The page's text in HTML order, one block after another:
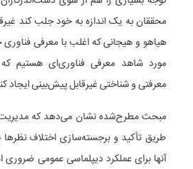
محققان به یک اندازه به خود جلب کند
هیاهو و هیجانی که اغلب با معرفی
مورد شاهد معرفی فناوری‌ای هستیم که
معرفتی و شناختی غیرقابل پیش‌بینی ایجاد
مبحث مطرح‌شده نشان می‌دهد که مدیریت
طریق تأکید و برجسته‌سازی اختلاف
آنها برای عملکرد دیپلماسی عمومی